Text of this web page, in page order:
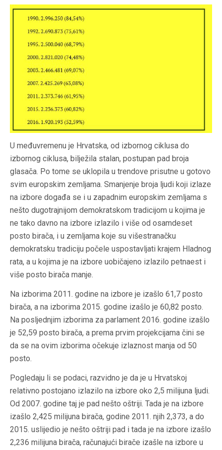
U međuvremenu je Hrvatska, od izbornog ciklusa do
izbornog ciklusa, bilježila stalan, postupan pad broja
glasača. Po tome se uklopila u trendove prisutne u gotovo
svim europskim zemljama. Smanjenje broja ljudi koji izlaze
na izbore događa se i u zapadnim europskim zemljama s
nešto dugotrajnijom demokratskom tradicijom u kojima je
ne tako davno na izbore izlazilo i više od osamdeset
posto birača, i u zemljama koje su višestranačku
demokratsku tradiciju počele uspostavljati krajem Hladnog
rata, a u kojima je na izbore uobičajeno izlazilo petnaest i
više posto birača manje.
Na izborima 2011. godine na izbore je izašlo 61,7 posto
birača, a na izborima 2015. godine izašlo je 60,82 posto.
Na posljednjim izborima za parlament 2016. godine izašlo
je 52,59 posto birača, a prema prvim projekcijama čini se
da se na ovim izborima očekuje izlaznost manja od 50
posto.
Pogledaju li se podaci, razvidno je da je u Hrvatskoj
relativno postojano izlazilo na izbore oko 2,5 milijuna ljudi.
Od 2007. godine taj je pad nešto oštriji. Tada je na izbore
izašlo 2,425 milijuna birača, godine 2011. njih 2,373, a do
2015. uslijedio je nešto oštriji pad i tada je na izbore izašlo
2,236 milijuna birača, računajući birače izašle na izbore u